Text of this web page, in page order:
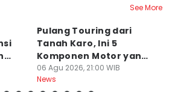
See More
Pulang Touring dari
Tanah Karo, Ini 5
Komponen Motor yang
Wajib Dicek
06 Agu 2026, 21:00 WIB
News